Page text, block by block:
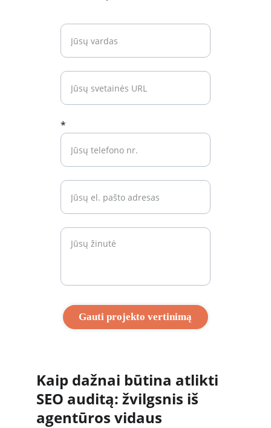
*
Gauti projekto vertinimą
Kaip dažnai būtina atlikti
SEO auditą: žvilgsnis iš
agentūros vidaus